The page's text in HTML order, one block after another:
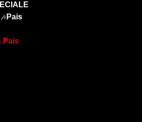
🎶 Pais
Pais